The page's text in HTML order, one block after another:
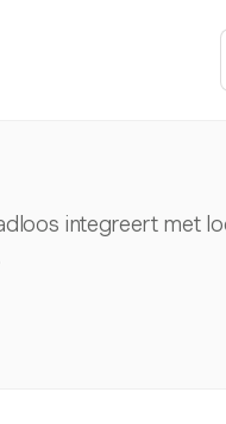
integreert met